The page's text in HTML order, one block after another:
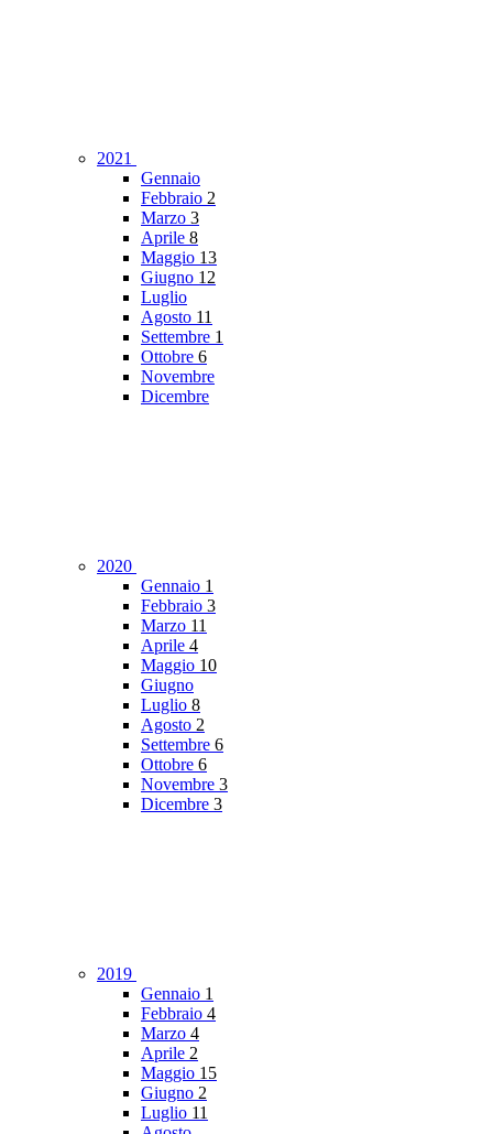
2021
Gennaio
Febbraio 2
Marzo 3
Aprile 8
Maggio 13
Giugno 12
Luglio
Agosto 11
Settembre 1
Ottobre 6
Novembre
Dicembre
2020
Gennaio 1
Febbraio 3
Marzo 11
Aprile 4
Maggio 10
Giugno
Luglio 8
Agosto 2
Settembre 6
Ottobre 6
Novembre 3
Dicembre 3
2019
Gennaio 1
Febbraio 4
Marzo 4
Aprile 2
Maggio 15
Giugno 2
Luglio 11